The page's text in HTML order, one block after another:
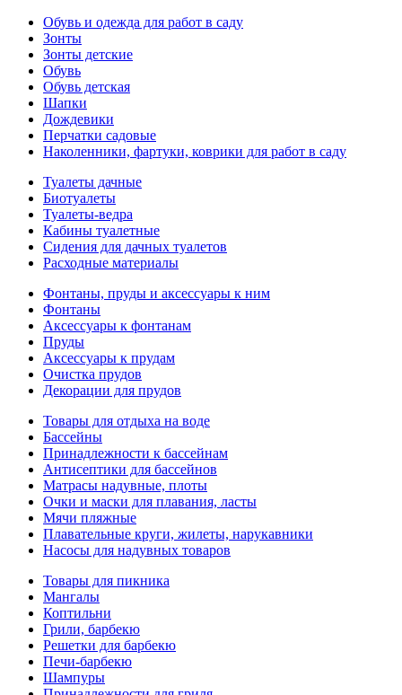
Обувь и одежда для работ в саду
Зонты
Зонты детские
Обувь
Обувь детская
Шапки
Дождевики
Перчатки садовые
Наколенники, фартуки, коврики для работ в саду
Туалеты дачные
Биотуалеты
Туалеты-ведра
Кабины туалетные
Сидения для дачных туалетов
Расходные материалы
Фонтаны, пруды и аксессуары к ним
Фонтаны
Аксессуары к фонтанам
Пруды
Аксессуары к прудам
Очистка прудов
Декорации для прудов
Товары для отдыха на воде
Бассейны
Принадлежности к бассейнам
Антисептики для бассейнов
Матраcы надувные, плоты
Очки и маски для плавания, ласты
Мячи пляжные
Плавательные круги, жилеты, нарукавники
Насосы для надувных товаров
Товары для пикника
Мангалы
Коптильни
Грили, барбекю
Решетки для барбекю
Печи-барбекю
Шампуры